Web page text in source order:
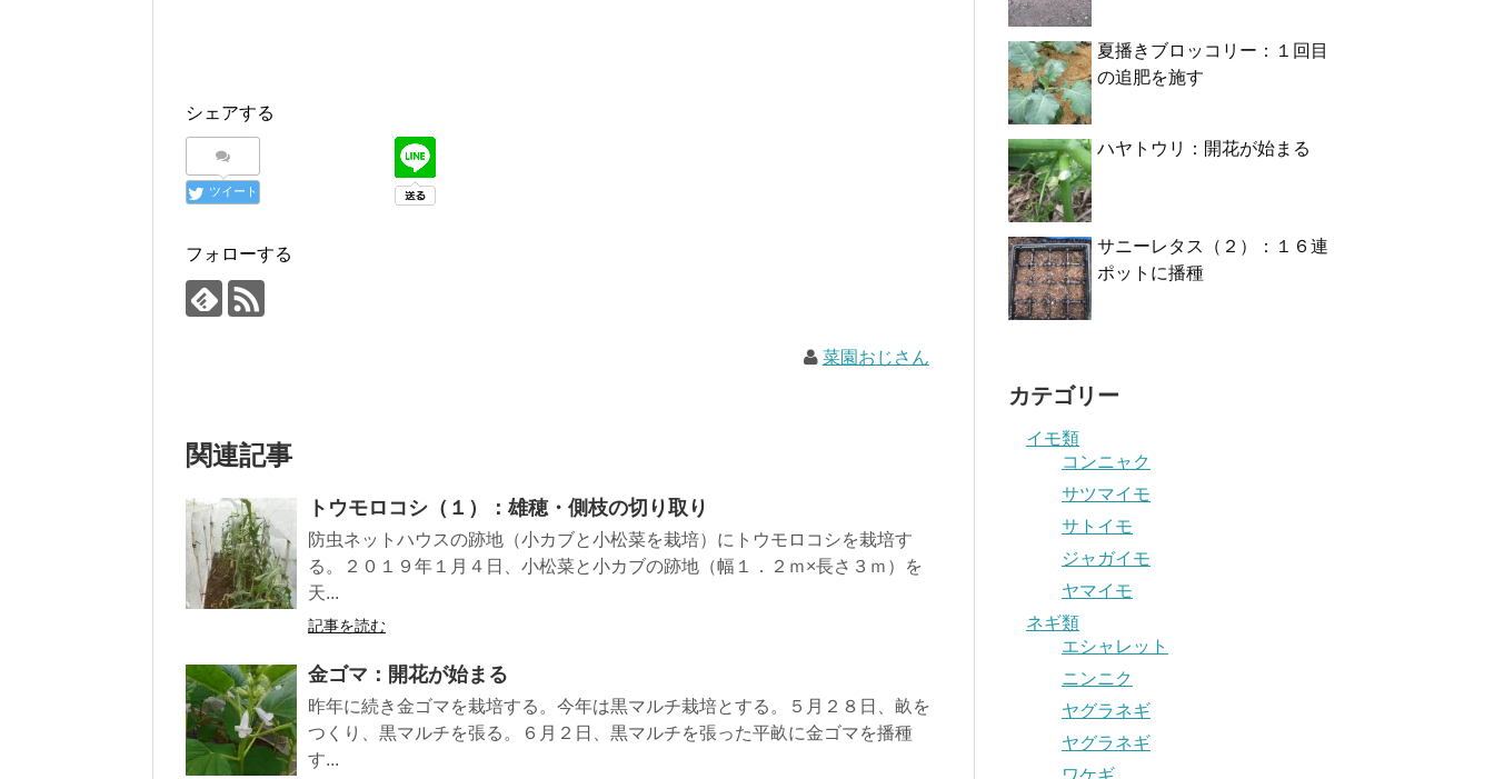
シェアする
ツイート
フォローする
菜園おじさん
関連記事
トウモロコシ（１）：雄穂・側枝の切り取り
防虫ネットハウスの跡地（小カブと小松菜を栽培）にトウモロコシを栽培す
る。２０１９年１月４日、小松菜と小カブの跡地（幅１．２ｍ×長さ３ｍ）を
天...
記事を読む
金ゴマ：開花が始まる
昨年に続き金ゴマを栽培する。今年は黒マルチ栽培とする。５月２８日、畝を
つくり、黒マルチを張る。６月２日、黒マルチを張った平畝に金ゴマを播種
す...
夏播きブロッコリー：１回目
の追肥を施す
ハヤトウリ：開花が始まる
サニーレタス（２）：１６連
ポットに播種
カテゴリー
イモ類
コンニャク
サツマイモ
サトイモ
ジャガイモ
ヤマイモ
ネギ類
エシャレット
ニンニク
ヤグラネギ
ヤグラネギ
ワケギ